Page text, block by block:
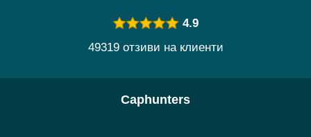
4.9
49319 отзиви на клиенти
Caphunters